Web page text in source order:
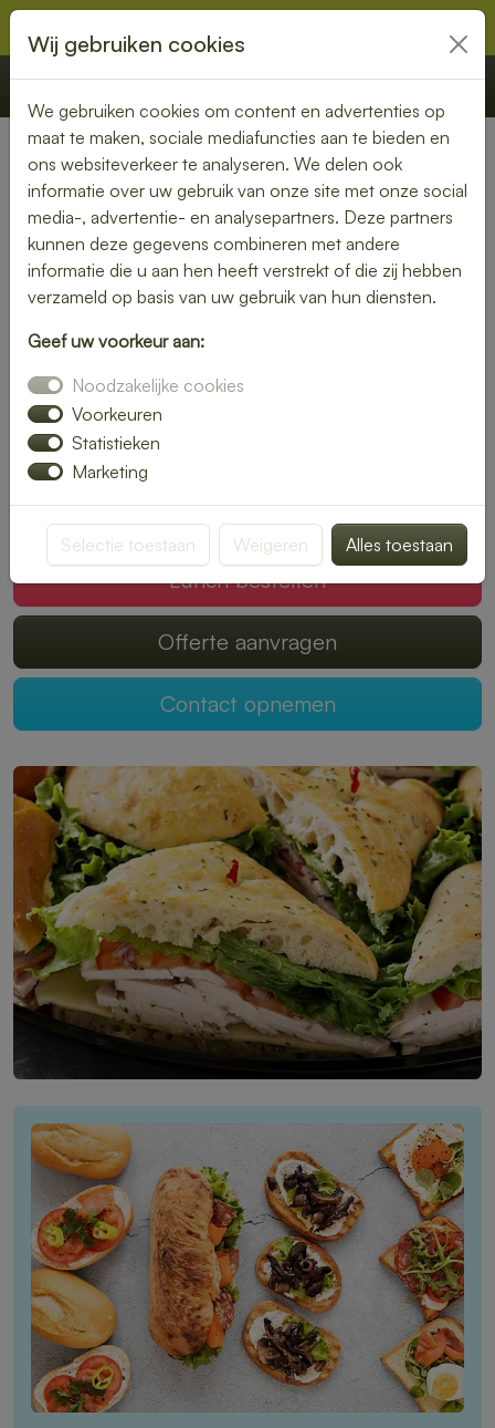
€ 0,00 Offerte Bestellen
Nederland» Augsbuurt
Lunch bezorgen in Augsbuurt
– smaakvol en gemakkelijk
in Augsbuurt en geniet van verse gerechten op jouw
gewenste locatie. Van kleurrijke salades tot knapperige
broodjes – wij bezorgen jouw lunch vers en op tijd.
Plaats eenvoudig je bestelling online en laat je verrassen
door smaak en kwaliteit.
Mogen wij jouw lunch verzorgen?
Lunch bestellen
Offerte aanvragen
Contact opnemen
Wij gebruiken cookies
We gebruiken cookies om content en advertenties op
maat te maken, sociale mediafuncties aan te bieden en
ons websiteverkeer te analyseren. We delen ook
informatie over uw gebruik van onze site met onze social
media-, advertentie- en analysepartners. Deze partners
kunnen deze gegevens combineren met andere
informatie die u aan hen heeft verstrekt of die zij hebben
verzameld op basis van uw gebruik van hun diensten.
Geef uw voorkeur aan:
Noodzakelijke cookies
Voorkeuren
Statistieken
Marketing
Selectie toestaan Weigeren Alles toestaan